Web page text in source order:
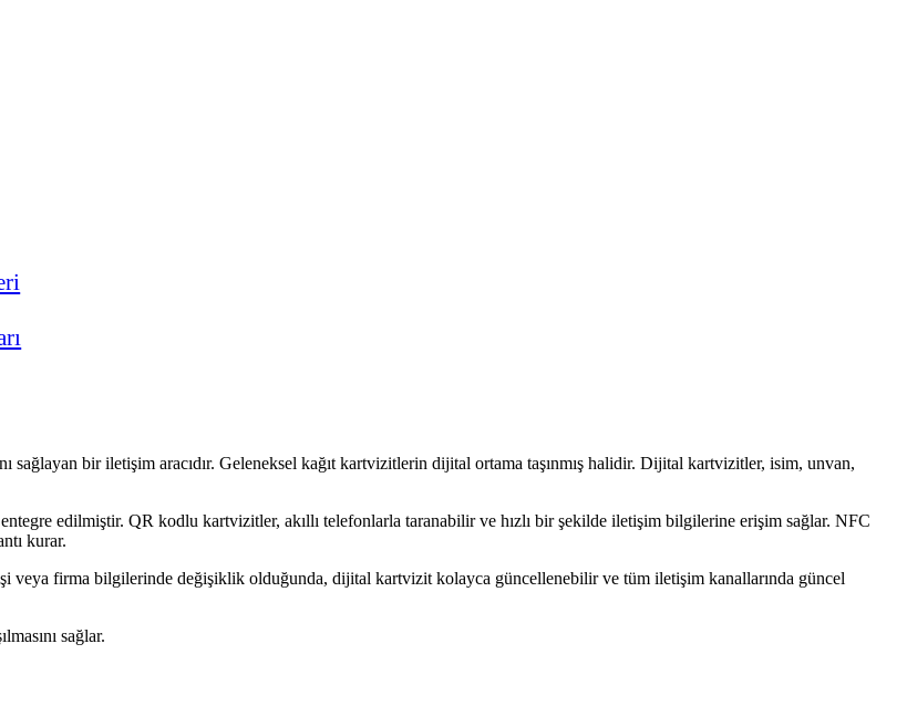
bir iletişim aracıdır. Geleneksel kağıt kartvizitlerin dijital ortama taşınmış halidir. Dijital kartvizitler, isim, unvan,
edilmiştir. QR kodlu kartvizitler, akıllı telefonlarla taranabilir ve hızlı bir şekilde iletişim bilgilerine erişim sağlar. NFC
kurar.
firma bilgilerinde değişiklik olduğunda, dijital kartvizit kolayca güncellenebilir ve tüm iletişim kanallarında güncel
sağlar.